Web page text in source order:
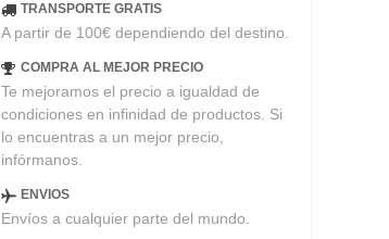
TRANSPORTE GRATIS
A partir de 100€ dependiendo del destino.
COMPRA AL MEJOR PRECIO
Te mejoramos el precio a igualdad de
condiciones en infinidad de productos. Si
lo encuentras a un mejor precio,
infórmanos.
ENVIOS
Envíos a cualquier parte del mundo.